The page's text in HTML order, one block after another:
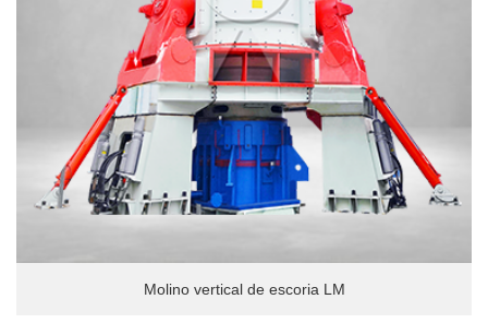
Molino vertical de escoria LM